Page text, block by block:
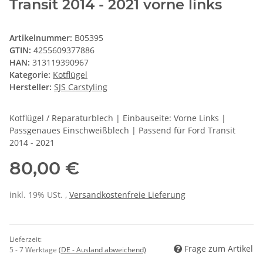
Transit 2014 - 2021 vorne links
Artikelnummer: B05395
GTIN: 4255609377886
HAN: 313119390967
Kategorie: Kotflügel
Hersteller: SJS Carstyling
Kotflügel / Reparaturblech | Einbauseite: Vorne Links |
Passgenaues Einschweißblech | Passend für Ford Transit
2014 - 2021
80,00 €
inkl. 19% USt. , Versandkostenfreie Lieferung
Lieferzeit:
5 - 7 Werktage (DE - Ausland abweichend) Frage zum Artikel